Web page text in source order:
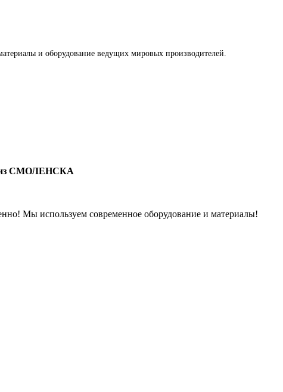
и оборудование ведущих мировых производителей.
СМОЛЕНСКА
Мы используем современное оборудование и материалы!